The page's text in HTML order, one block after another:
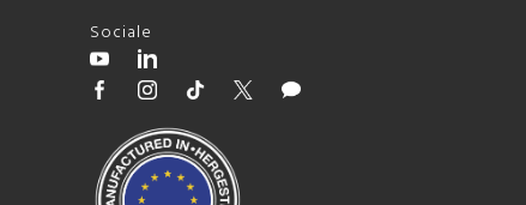
Sociale